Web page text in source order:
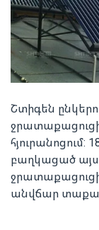
Շտիգեն
հյուրանոցում:
բաղկացած այս
անվճար